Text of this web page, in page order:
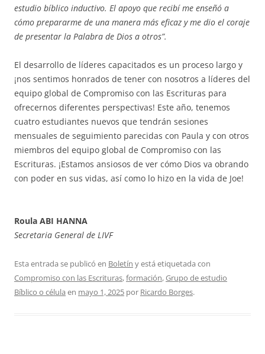
estudio bíblico inductivo. El apoyo que recibí me enseñó a
cómo prepararme de una manera más eficaz y me dio el coraje
de presentar la Palabra de Dios a otros”.
El desarrollo de líderes capacitados es un proceso largo y
¡nos sentimos honrados de tener con nosotros a líderes del
equipo global de Compromiso con las Escrituras para
ofrecernos diferentes perspectivas! Este año, tenemos
cuatro estudiantes nuevos que tendrán sesiones
mensuales de seguimiento parecidas con Paula y con otros
miembros del equipo global de Compromiso con las
Escrituras. ¡Estamos ansiosos de ver cómo Dios va obrando
con poder en sus vidas, así como lo hizo en la vida de Joe!
Roula ABI HANNA
Secretaria General de LIVF
Esta entrada se publicó en Boletín y está etiquetada con
Compromiso con las Escrituras,formación,Grupo de estudio
Bíblico o célula en mayo 1, 2025 por Ricardo Borges.